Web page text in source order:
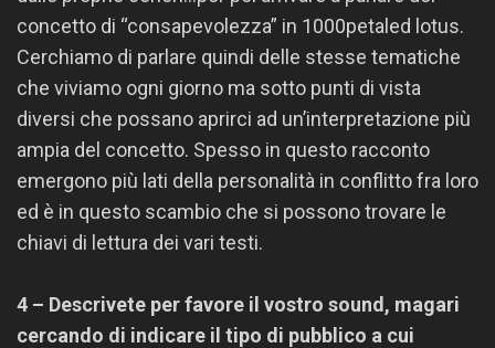
concetto di “consapevolezza” in 1000petaled lotus.
Cerchiamo di parlare quindi delle stesse tematiche
che viviamo ogni giorno ma sotto punti di vista
diversi che possano aprirci ad un’interpretazione più
ampia del concetto. Spesso in questo racconto
emergono più lati della personalità in conflitto fra loro
ed è in questo scambio che si possono trovare le
chiavi di lettura dei vari testi.
4 – Descrivete per favore il vostro sound, magari
cercando di indicare il tipo di pubblico a cui